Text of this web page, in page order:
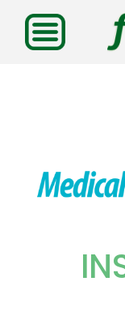
Saltar
contenido